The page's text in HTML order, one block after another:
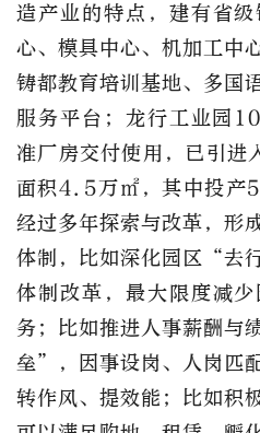
造产业的特点，建有省
心、模具中心、机加工中
铸都教育培训基地、多国
服务平台；龙行工业园
准厂房交付使用，已引进
面积4.5万㎡，其中投产5
经过多年探索与改革，形
体制，比如深化园区“去
体制改革，最大限度减
务；比如推进人事薪酬与
垒”，因事设岗、人岗匹
转作风、提效能；比如积